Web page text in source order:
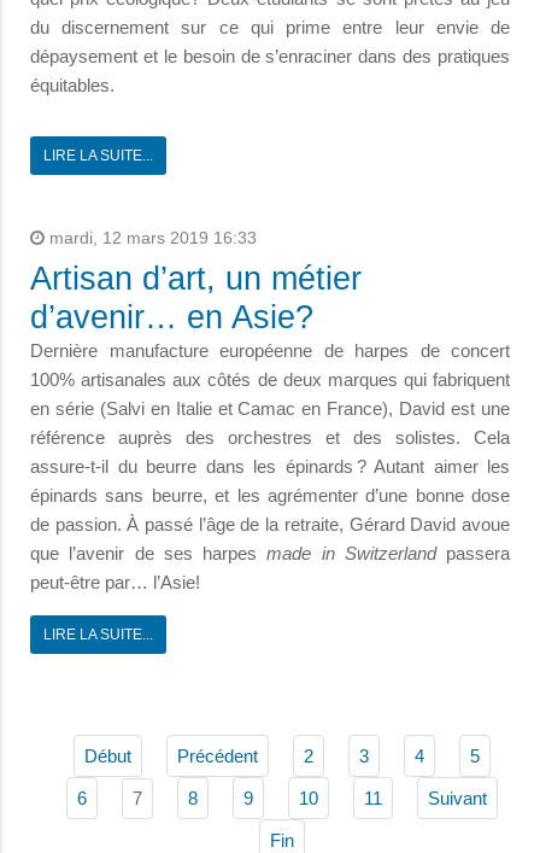
du discernement sur ce qui prime entre leur envie de
dépaysement et le besoin de s’enraciner dans des pratiques
équitables.
LIRE LA SUITE...
mardi, 12 mars 2019 16:33
Artisan d’art, un métier
d’avenir… en Asie?
Dernière manufacture européenne de harpes de concert
100% artisanales aux côtés de deux marques qui fabriquent
en série (Salvi en Italie et Camac en France), David est une
référence auprès des orchestres et des solistes. Cela
assure-t-il du beurre dans les épinards ? Autant aimer les
épinards sans beurre, et les agrémenter d’une bonne dose
de passion. À passé l’âge de la retraite, Gérard David avoue
que l’avenir de ses harpesmade in Switzerlandpassera
peut-être par… l’Asie!
LIRE LA SUITE...
Début Précédent 2 3 4 5
6 7 8 9 10 11 Suivant
Fin